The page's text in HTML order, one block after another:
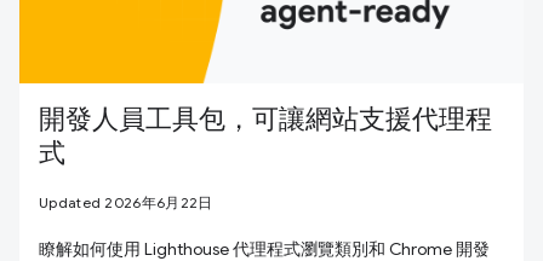
開發人員工具包，可讓網站支援代理程
式
Updated 2026年6月22日
瞭解如何使用 Lighthouse 代理程式瀏覽類別和 Chrome 開發